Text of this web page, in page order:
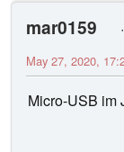
mar0159
May 27, 2020,
Micro-USB im